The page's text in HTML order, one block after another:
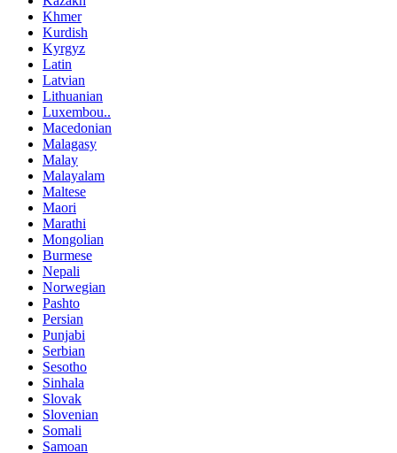
Khmer
Kurdish
Kyrgyz
Latin
Latvian
Lithuanian
Luxembou..
Macedonian
Malagasy
Malay
Malayalam
Maltese
Maori
Marathi
Mongolian
Burmese
Nepali
Norwegian
Pashto
Persian
Punjabi
Serbian
Sesotho
Sinhala
Slovak
Slovenian
Somali
Samoan